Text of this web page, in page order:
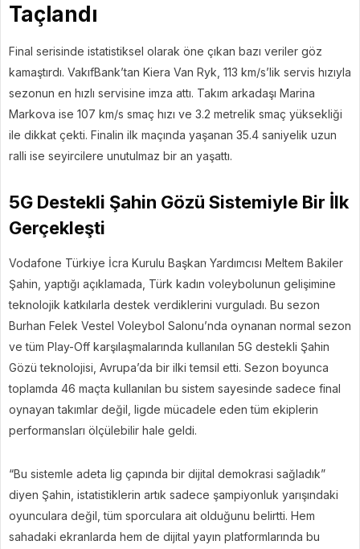
Taçlandı
Final serisinde istatistiksel olarak öne çıkan bazı veriler göz
kamaştırdı. VakıfBank’tan Kiera Van Ryk, 113 km/s’lik servis hızıyla
sezonun en hızlı servisine imza attı. Takım arkadaşı Marina
Markova ise 107 km/s smaç hızı ve 3.2 metrelik smaç yüksekliği
ile dikkat çekti. Finalin ilk maçında yaşanan 35.4 saniyelik uzun
ralli ise seyircilere unutulmaz bir an yaşattı.
5G Destekli Şahin Gözü Sistemiyle Bir İlk
Gerçekleşti
Vodafone Türkiye İcra Kurulu Başkan Yardımcısı Meltem Bakiler
Şahin, yaptığı açıklamada, Türk kadın voleybolunun gelişimine
teknolojik katkılarla destek verdiklerini vurguladı. Bu sezon
Burhan Felek Vestel Voleybol Salonu’nda oynanan normal sezon
ve tüm Play-Off karşılaşmalarında kullanılan 5G destekli Şahin
Gözü teknolojisi, Avrupa’da bir ilki temsil etti. Sezon boyunca
toplamda 46 maçta kullanılan bu sistem sayesinde sadece final
oynayan takımlar değil, ligde mücadele eden tüm ekiplerin
performansları ölçülebilir hale geldi.
“Bu sistemle adeta lig çapında bir dijital demokrasi sağladık”
diyen Şahin, istatistiklerin artık sadece şampiyonluk yarışındaki
oyunculara değil, tüm sporculara ait olduğunu belirtti. Hem
sahadaki ekranlarda hem de dijital yayın platformlarında bu